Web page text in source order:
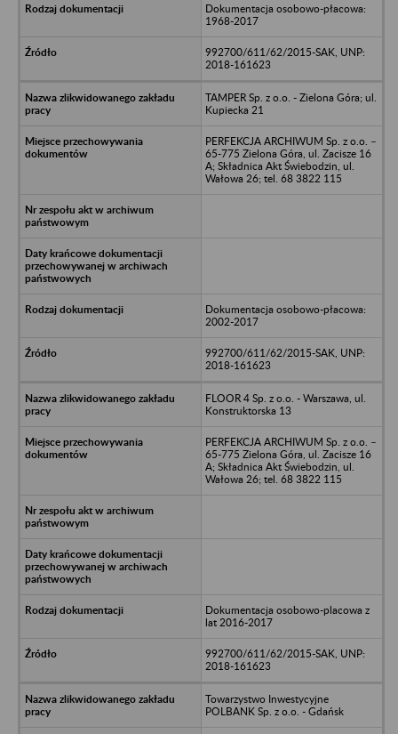
Dokumentacja osobowo-płacowa:
1968-2017
992700/611/62/2015-SAK, UNP:
2018-161623
TAMPER Sp. z o.o. - Zielona Góra; ul.
Kupiecka 21
PERFEKCJA ARCHIWUM Sp. z o.o. –
65-775 Zielona Góra, ul. Zacisze 16
A; Składnica Akt Świebodzin, ul.
Wałowa 26; tel. 68 3822 115
Dokumentacja osobowo-płacowa:
2002-2017
992700/611/62/2015-SAK, UNP:
2018-161623
FLOOR 4 Sp. z o.o. - Warszawa, ul.
Konstruktorska 13
PERFEKCJA ARCHIWUM Sp. z o.o. –
65-775 Zielona Góra, ul. Zacisze 16
A; Składnica Akt Świebodzin, ul.
Wałowa 26; tel. 68 3822 115
Dokumentacja osobowo-placowa z
lat 2016-2017
992700/611/62/2015-SAK, UNP:
2018-161623
Towarzystwo Inwestycyjne
POLBANK Sp. z o.o. - Gdańsk